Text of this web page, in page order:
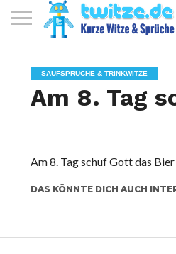
SAUFSPRÜCHE & TRINKWITZE
Am 8. Tag
Am 8. Tag schuf Gott das
DAS KÖNNTE DICH AUCH